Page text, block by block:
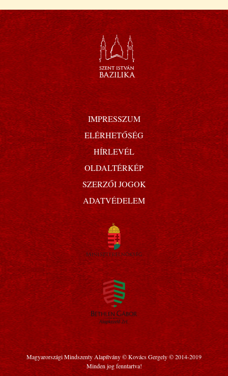
IMPRESSZUM
ELÉRHETŐSÉG
HÍRLEVÉL
OLDALTÉRKÉP
SZERZŐI JOGOK
ADATVÉDELEM
Magyarországi Mindszenty Alapítvány © Kovács Gergely © 2014-2019
Minden jog fenntartva!